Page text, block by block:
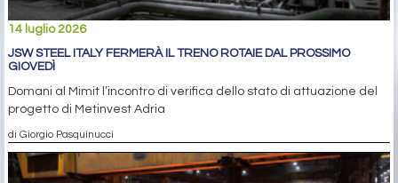
14 luglio 2026
JSW STEEL ITALY FERMERÀ IL TRENO ROTAIE DAL PROSSIMO
GIOVEDÌ
Domani al Mimit l’incontro di verifica dello stato di attuazione del
progetto di Metinvest Adria
di Giorgio Pasquinucci